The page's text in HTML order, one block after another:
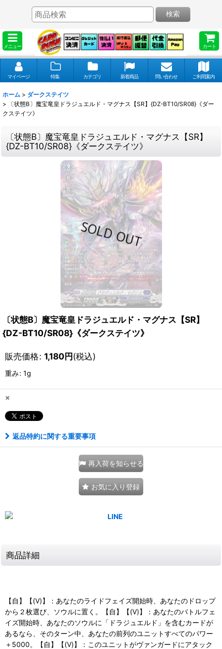
メニュー カート
検索
マイページ 特集 カテゴリ 新着商品 問い合わせ ご利用案内
ホーム > ダークステイツ
>
〔状態B〕魔宝竜皇ドラジュエルド・マグナス【SR】{DZ-BT10/SR08}《ダー
クステイツ》
〔状態B〕魔宝竜皇ドラジュエルド・マグナス【SR】
{DZ-BT10/SR08}《ダークステイツ》
〔状態B〕魔宝竜皇ドラジュエルド・マグナス【SR】
{DZ-BT10/SR08}《ダークステイツ》
販売価格: 1,180円(税込)
重み: 1g
×
返品特約に関する重要事項
再入荷を知らせる
お気に入り登録
商品詳細
【自】【(V)】：あなたのライドフェイズ開始時、あなたのドロップ
から２枚選び、ソウルに置く。【自】【(V)】：あなたのバトルフェ
イズ開始時、あなたのソウルに「ドラジュエルド」を含むカードが
あるなら、そのターン中、あなたの前列のユニットすべてのパワー
＋5000。【自】【(V)】：このユニットがヴァンガードにアタック